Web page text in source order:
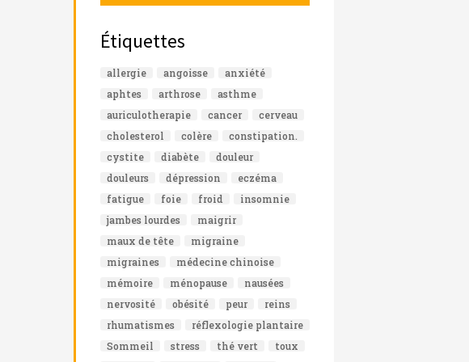
Étiquettes
allergie angoisse
anxiété
aphtes
arthrose
asthme
auriculotherapie
cancer
cerveau
cholesterol
colère
constipation.
cystite
diabète
douleur
douleurs
dépression
eczéma
fatigue
foie froid
insomnie
jambes lourdes
maigrir
maux de tête
migraine
migraines
médecine chinoise
mémoire
ménopause
nausées
nervosité
obésité peur
reins
rhumatismes
réflexologie plantaire
Sommeil
stress thé vert
toux